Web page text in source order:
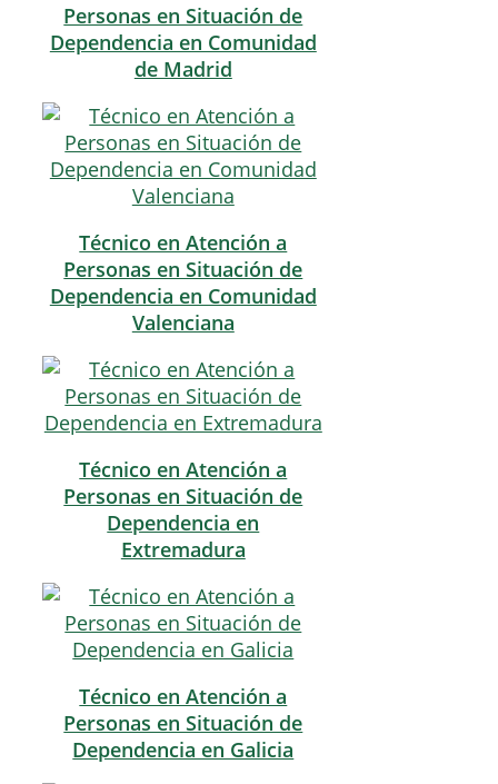
Personas en Situación de
Dependencia en Comunidad
de Madrid
Técnico en Atención a
Personas en Situación de
Dependencia en Comunidad
Valenciana
Técnico en Atención a
Personas en Situación de
Dependencia en
Extremadura
Técnico en Atención a
Personas en Situación de
Dependencia en Galicia